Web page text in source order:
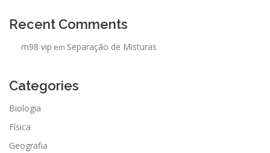
Recent Comments
m98 vip em Separação de Misturas
Categories
Biologia
Física
Geografia